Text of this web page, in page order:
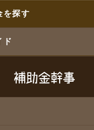
を探す
ド